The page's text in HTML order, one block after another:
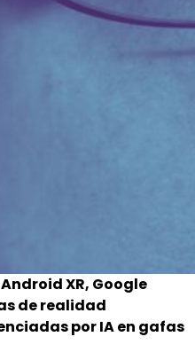
XR, Google
de realidad
por IA en gafas